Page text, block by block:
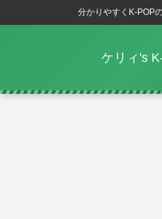
分かりやすくK-POP
ケリィ's